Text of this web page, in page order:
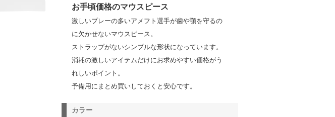
お手頃価格のマウスピース
激しいプレーの多いアメフト選手が歯や顎を守るの
に欠かせないマウスピース。
ストラップがないシンプルな形状になっています。
消耗の激しいアイテムだけにお求めやすい価格がう
れしいポイント。
予備用にまとめ買いしておくと安心です。
カラー